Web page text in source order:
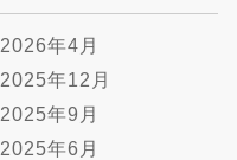
2026年4月
2025年12月
2025年9月
2025年6月